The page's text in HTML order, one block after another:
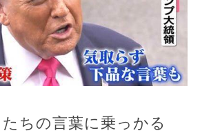
ちの言葉に乗っかる